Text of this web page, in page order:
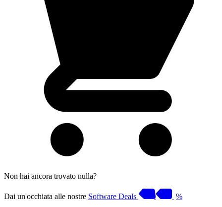
Non hai ancora trovato nulla?
Dai un'occhiata alle nostre Software Deals %